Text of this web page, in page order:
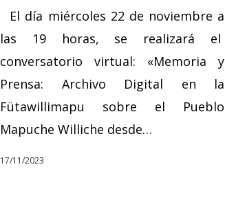
El día miércoles 22 de noviembre a
las 19 horas, se realizará el
conversatorio virtual: «Memoria y
Prensa: Archivo Digital en la
Fütawillimapu sobre el Pueblo
Mapuche Williche desde…
17/11/2023